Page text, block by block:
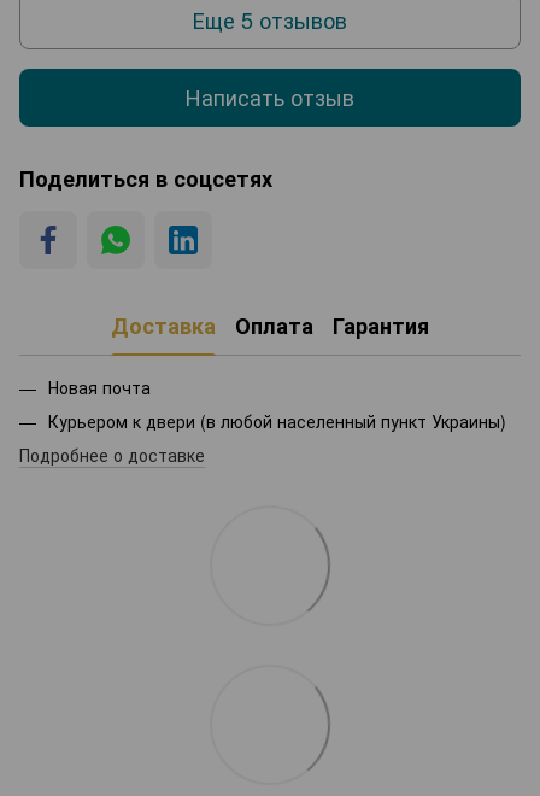
Еще 5 отзывов
Написать отзыв
Поделиться в соцсетях
Доставка Оплата Гарантия
Новая почта
Курьером к двери (в любой населенный пункт Украины)
Подробнее о доставке